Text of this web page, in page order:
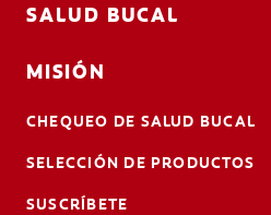
SALUD BUCAL
MISIÓN
CHEQUEO DE SALUD BUCAL
SELECCIÓN DE PRODUCTOS
SUSCRÍBETE